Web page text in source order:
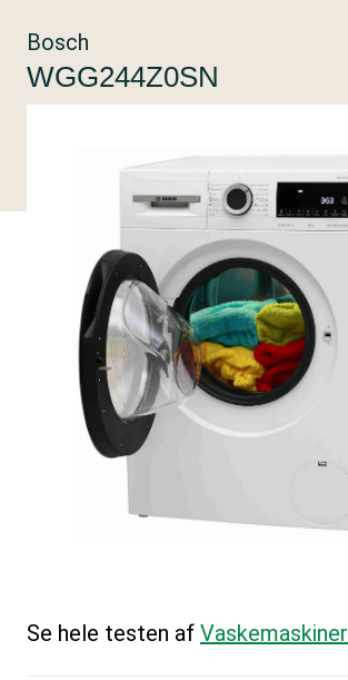
Bosch
WGG244Z0SN
Se hele testen af Vaskemaskiner